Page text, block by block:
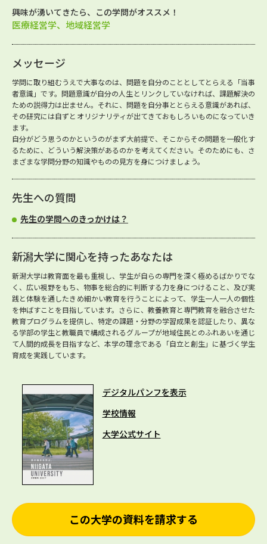
興味が湧いてきたら、この学問がオススメ！
医療経営学、地域経営学
メッセージ
学問に取り組むうえで大事なのは、問題を自分のこととしてとらえる「当事
者意識」です。問題意識が自分の人生とリンクしていなければ、課題解決の
ための説得力は出ません。それに、問題を自分事ととらえる意識があれば、
その研究には自ずとオリジナリティが出てきておもしろいものになっていき
ます。
自分がどう思うのかというのがまず大前提で、そこからその問題を一般化す
るために、どういう解決策があるのかを考えてください。そのためにも、さ
まざまな学問分野の知識やものの見方を身につけましょう。
先生への質問
先生の学問へのきっかけは？
新潟大学に関心を持ったあなたは
新潟大学は教育面を最も重視し、学生が自らの専門を深く極めるばかりでな
く、広い視野をもち、物事を総合的に判断する力を身につけること、及び実
践と体験を通したきめ細かい教育を行うことによって、学生一人一人の個性
を伸ばすことを目指しています。さらに、教養教育と専門教育を融合させた
教育プログラムを提供し、特定の課題・分野の学習成果を認証したり、異な
る学部の学生と教職員で構成されるグループが地域住民とのふれあいを通じ
て人間的成長を目指すなど、本学の理念である「自立と創生」に基づく学生
育成を実践しています。
デジタルパンフを表示
学校情報
大学公式サイト
この大学の資料を請求する